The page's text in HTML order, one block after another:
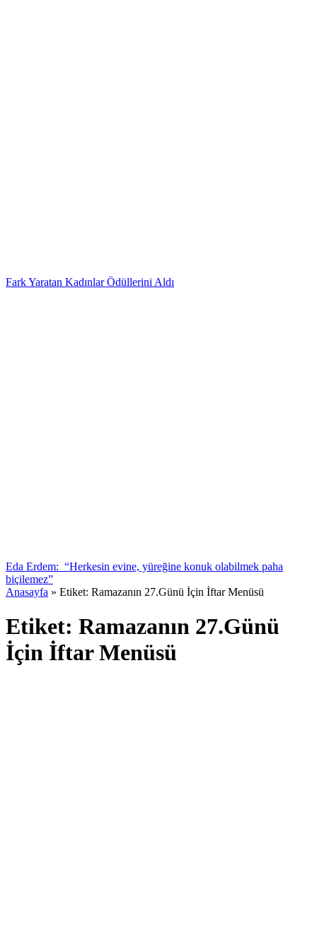
Fark Yaratan Kadınlar Ödüllerini Aldı
Eda Erdem: “Herkesin evine, yüreğine konuk olabilmek paha
biçilemez”
Anasayfa » Etiket: Ramazanın 27.Günü İçin İftar Menüsü
Etiket: Ramazanın 27.Günü
İçin İftar Menüsü